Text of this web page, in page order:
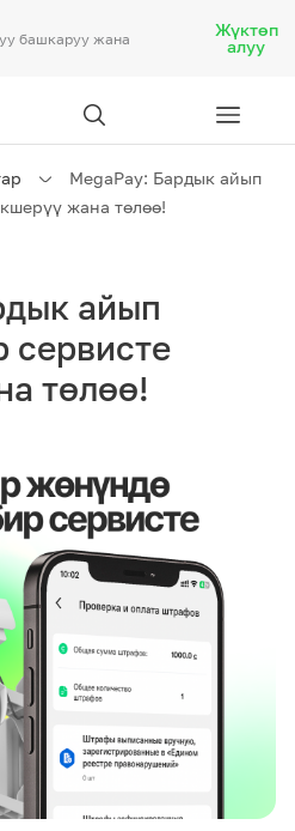
башкаруу жана
Жүктөп
алуу
ачуучу Соц. тармактар
MegaPay: Бардык айып
жана төлөө!
айып
сервисте
төлөө!